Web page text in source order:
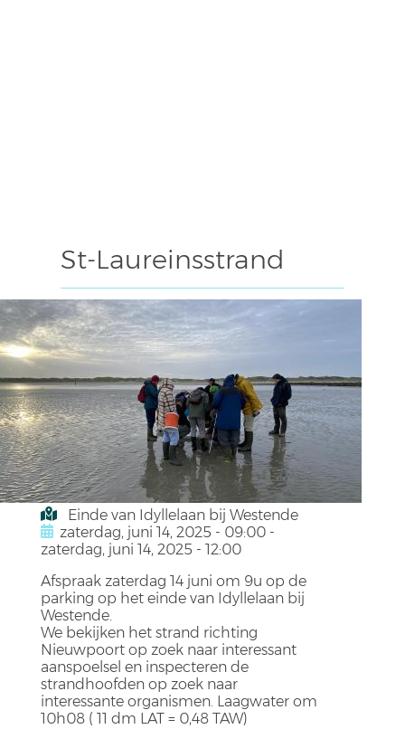
St-Laureinsstrand
Einde van Idyllelaan bij Westende
zaterdag, juni 14, 2025 - 09:00-
zaterdag, juni 14, 2025 - 12:00
Afspraak zaterdag 14 juni om 9u op de
parking op het einde van Idyllelaan bij
Westende.
We bekijken het strand richting
Nieuwpoort op zoek naar interessant
aanspoelsel en inspecteren de
strandhoofden op zoek naar
interessante organismen. Laagwater om
10h08 ( 11 dm LAT = 0,48 TAW)